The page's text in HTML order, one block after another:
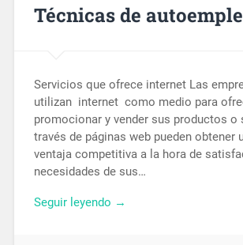
Técnicas de
Servicios que ofrece internet Las
utilizan internet como medio para
promocionar y vender sus productos o
través de páginas web pueden obtener
ventaja competitiva a la hora de
necesidades de sus…
Seguir leyendo →